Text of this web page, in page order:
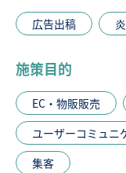
広告出稿
施策目的
EC・物販販売
ユーザーコミュニ
集客